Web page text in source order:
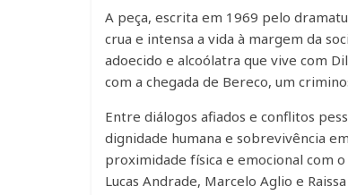
A peça, escrita em 1969 pelo
crua e intensa a vida à margem da
adoecido e alcoólatra que vive com
com a chegada de Bereco, um
Entre diálogos afiados e conflitos
dignidade humana e sobrevivência
proximidade física e emocional com
Lucas Andrade, Marcelo Aglio e